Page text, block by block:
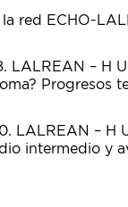
red ECHO-
– H
Progresos
LALREAN – H
intermedio y